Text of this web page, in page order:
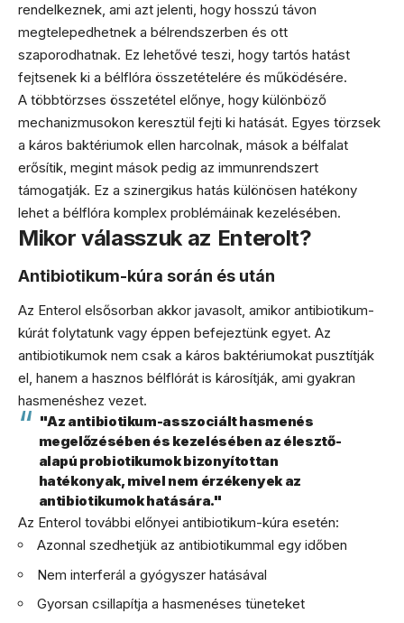
rendelkeznek, ami azt jelenti, hogy hosszú távon
megtelepedhetnek a bélrendszerben és ott
szaporodhatnak. Ez lehetővé teszi, hogy tartós hatást
fejtsenek ki a bélflóra összetételére és működésére.
A többtörzses összetétel előnye, hogy különböző
mechanizmusokon keresztül fejti ki hatását. Egyes törzsek
a káros baktériumok ellen harcolnak, mások a bélfalat
erősítik, megint mások pedig az immunrendszert
támogatják. Ez a szinergikus hatás különösen hatékony
lehet a bélflóra komplex problémáinak kezelésében.
Mikor válasszuk az Enterolt?
Antibiotikum-kúra során és után
Az Enterol elsősorban akkor javasolt, amikor antibiotikum-
kúrát folytatunk vagy éppen befejeztünk egyet. Az
antibiotikumok nem csak a káros baktériumokat pusztítják
el, hanem a hasznos bélflórát is károsítják, ami gyakran
hasmenéshez vezet.
"Az antibiotikum-asszociált hasmenés
megelőzésében és kezelésében az élesztő-
alapú probiotikumok bizonyítottan
hatékonyak, mivel nem érzékenyek az
antibiotikumok hatására."
Az Enterol további előnyei antibiotikum-kúra esetén:
Azonnal szedhetjük az antibiotikummal egy időben
Nem interferál a gyógyszer hatásával
Gyorsan csillapítja a hasmenéses tüneteket